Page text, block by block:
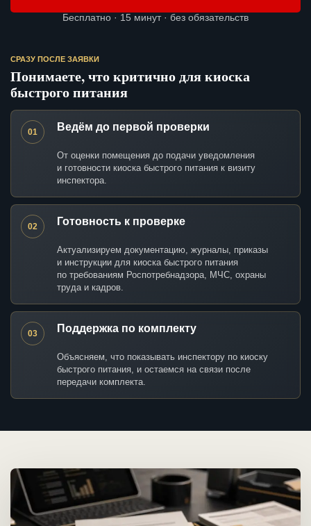
Бесплатно · 15 минут · без обязательств
СРАЗУ ПОСЛЕ ЗАЯВКИ
Понимаете, что критично для киоска
быстрого питания
01 Ведём до первой проверки
От оценки помещения до подачи уведомления
и готовности киоска быстрого питания к визиту
инспектора.
02 Готовность к проверке
Актуализируем документацию, журналы, приказы
и инструкции для киоска быстрого питания
по требованиям Роспотребнадзора, МЧС, охраны
труда и кадров.
03 Поддержка по комплекту
Объясняем, что показывать инспектору по киоску
быстрого питания, и остаемся на связи после
передачи комплекта.